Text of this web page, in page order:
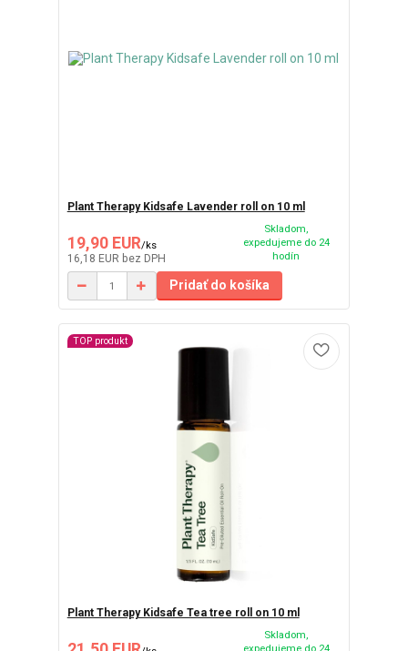
Plant Therapy Kidsafe Lavender roll on 10 ml
19,90 EUR/ks
16,18 EUR bez DPH
Skladom,
expedujeme do 24
hodín
Pridať do košíka
TOP produkt
Plant Therapy Kidsafe Tea tree roll on 10 ml
Skladom,